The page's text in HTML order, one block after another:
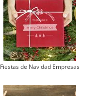
Fiestas de Navidad Empresas